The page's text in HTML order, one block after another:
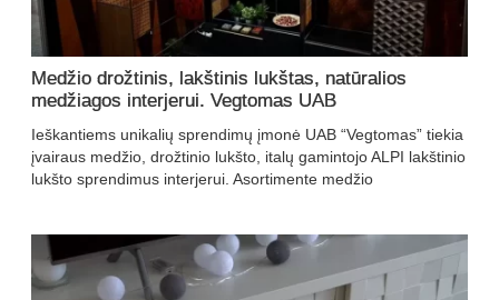
Medžio drožtinis, lakštinis lukštas, natūralios
medžiagos interjerui. Vegtomas UAB
Ieškantiems unikalių sprendimų įmonė UAB “Vegtomas” tiekia
įvairaus medžio, drožtinio lukšto, italų gamintojo ALPI lakštinio
lukšto sprendimus interjerui. Asortimente medžio